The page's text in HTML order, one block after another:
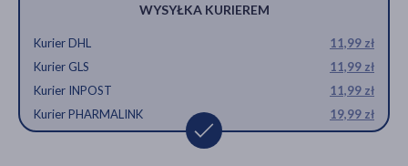
WYSYŁKA KURIEREM
Kurier DHL
11,99 zł
Kurier GLS
11,99 zł
Kurier INPOST
11,99 zł
Kurier PHARMALINK
19,99 zł